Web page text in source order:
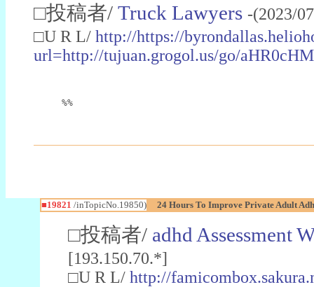
□投稿者/ Truck Lawyers -(2023/
□U R L/ http://https://
url=http://tujuan.grogol.us/go/
%%
■19821 /inTopicNo.19850) 24 Hours To Improve Private Adult
□投稿者/ adhd Assessment
[193.150.70.*]
□U R L/ http://